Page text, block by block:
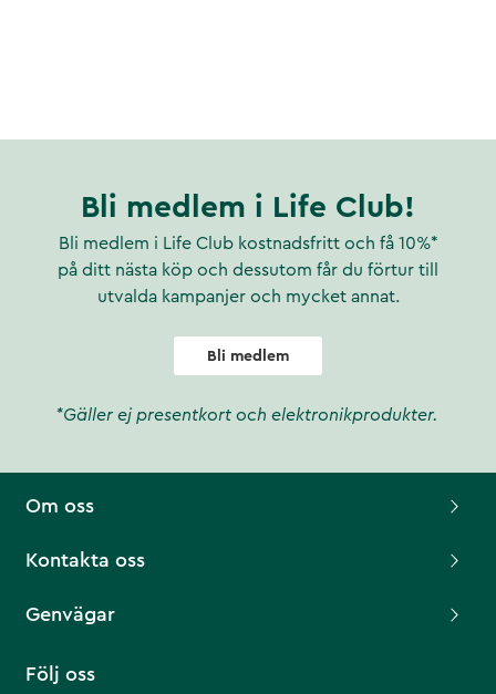
Bli medlem i Life Club!
Bli medlem i Life Club kostnadsfritt och få 10%*
på ditt nästa köp och dessutom får du förtur till
utvalda kampanjer och mycket annat.
Bli medlem
*Gäller ej presentkort och elektronikprodukter.
Om oss
Kontakta oss
Genvägar
Följ oss